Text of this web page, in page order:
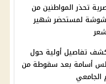
تحذر المواطنين من
لمستحضر شهير
تفاصيل أولية حول
أسامة بعد سقوطة من
الجامعي